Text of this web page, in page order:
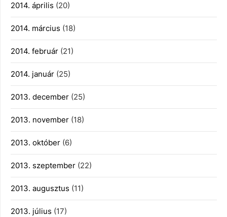
2014. április (20)
2014. március (18)
2014. február (21)
2014. január (25)
2013. december (25)
2013. november (18)
2013. október (6)
2013. szeptember (22)
2013. augusztus (11)
2013. július (17)